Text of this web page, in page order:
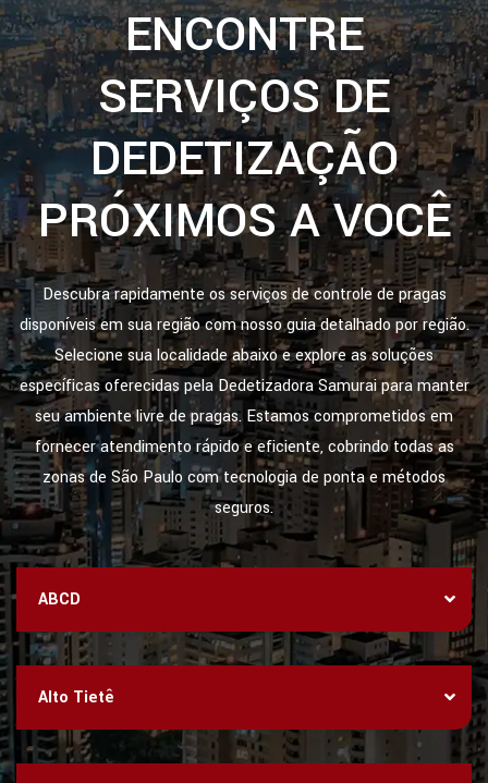
ENCONTRE
SERVIÇOS DE
DEDETIZAÇÃO
PRÓXIMOS A VOCÊ
Descubra rapidamente os serviços de controle de pragas
disponíveis em sua região com nosso guia detalhado por região.
Selecione sua localidade abaixo e explore as soluções
específicas oferecidas pela Dedetizadora Samurai para manter
seu ambiente livre de pragas. Estamos comprometidos em
fornecer atendimento rápido e eficiente, cobrindo todas as
zonas de São Paulo com tecnologia de ponta e métodos
seguros.
ABCD
Alto Tietê